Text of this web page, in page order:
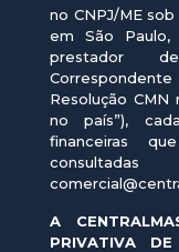
no CNPJ/ME
em São
prestador
Correspondente
Resolução CMN
no país”),
financeiras
A
PRIVATIVA DE